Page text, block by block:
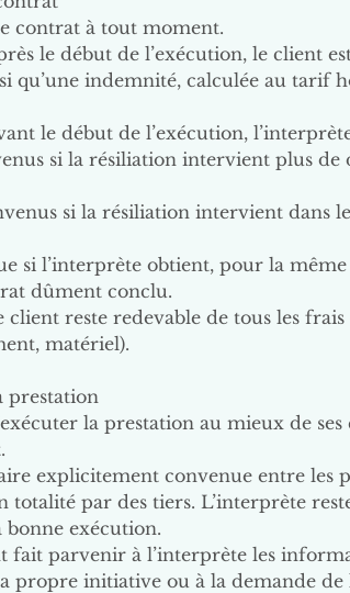
contrat à tout moment.
le début de l’exécution, le client
qu’une indemnité, calculée au
le début de l’exécution,
si la résiliation intervient plus
si la résiliation intervient dans
si l’interprète obtient, pour la
dûment conclu.
client reste redevable de tous les
matériel).
prestation
la prestation au mieux de
explicitement convenue entre les
totalité par des tiers. L’interprète
bonne exécution.
fait parvenir à l’interprète les
propre initiative ou à la demande